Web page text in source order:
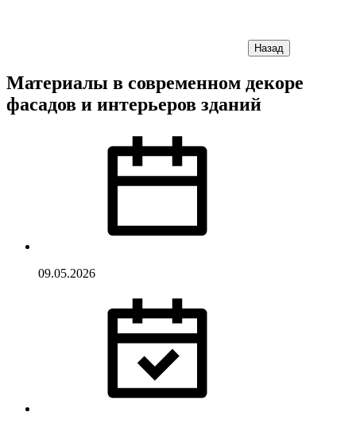
Назад
Материалы в современном декоре
фасадов и интерьеров зданий
09.05.2026